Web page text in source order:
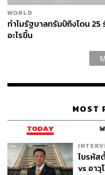
WORLD
ทำไมรัฐบาลทรัมป์ถึงโดน
อะไรขึ้น
MOST
TODAY
ไขรหัส
vs อาวุ